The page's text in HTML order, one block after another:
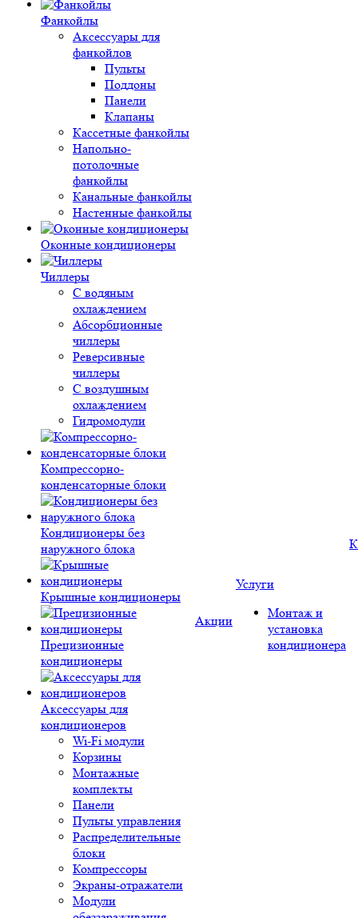
Фанкойлы
Аксессуары для
фанкойлов
Пульты
Поддоны
Панели
Клапаны
Кассетные фанкойлы
Напольно-
потолочные
фанкойлы
Канальные фанкойлы
Настенные фанкойлы
Оконные кондиционеры
Чиллеры
С водяным
охлаждением
Абсорбционные
чиллеры
Реверсивные
чиллеры
С воздушным
охлаждением
Гидромодули
Компрессорно-
конденсаторные блоки
Кондиционеры без
наружного блока
Крышные кондиционеры
Прецизионные
кондиционеры
Аксессуары для
кондиционеров
Wi-Fi модули
Корзины
Монтажные
комплекты
Панели
Пульты управления
Распределительные
блоки
Компрессоры
Экраны-отражатели
Модули
Акции
Услуги
Монтаж и
установка
кондиционера